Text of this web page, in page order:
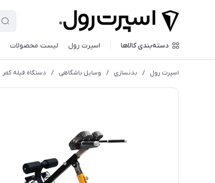
دسته‌بندی کالاها اسپرت رول لیست محصولات
اسپرت رول / بدنسازي / وسایل باشگاهی / دستگاه فیله کمر